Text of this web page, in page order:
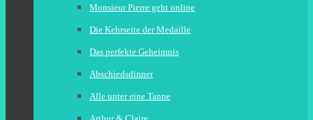
Monsieur Pierre geht online
Die Kehrseite der Medaille
Das perfekte Geheimnis
Abschiedsdinner
Alle unter eine Tanne